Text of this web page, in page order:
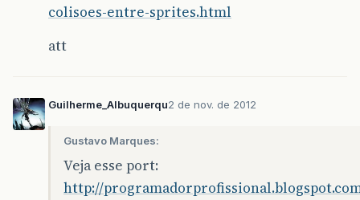
colisoes-entre-sprites.html
att
Guilherme_Albuquerqu2 de nov. de 2012
Gustavo Marques:
Veja esse port:
http://